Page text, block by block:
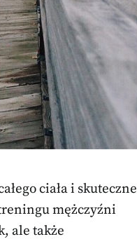
ciała i skuteczne
mężczyźni
ale także